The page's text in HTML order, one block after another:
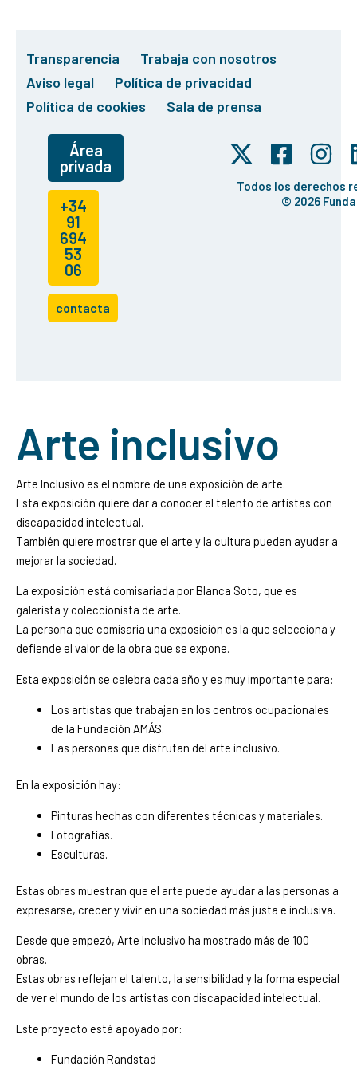
Transparencia
Trabaja con nosotros
Aviso legal
Política de privacidad
Política de cookies
Sala de prensa
Área
privada
+34
91
694
53
06
contacta
Todos los derechos
© 2026
Arte inclusivo
Arte Inclusivo es el nombre de una exposición de arte.
Esta exposición quiere dar a conocer el talento de artistas con
discapacidad intelectual.
También quiere mostrar que el arte y la cultura pueden ayudar a
mejorar la sociedad.
La exposición está comisariada por Blanca Soto, que es
galerista y coleccionista de arte.
La persona que comisaria una exposición es la que selecciona y
defiende el valor de la obra que se expone.
Esta exposición se celebra cada año y es muy importante para:
Los artistas que trabajan en los centros ocupacionales
de la Fundación AMÁS.
Las personas que disfrutan del arte inclusivo.
En la exposición hay:
Pinturas hechas con diferentes técnicas y materiales.
Fotografías.
Esculturas.
Estas obras muestran que el arte puede ayudar a las personas a
expresarse, crecer y vivir en una sociedad más justa e inclusiva.
Desde que empezó, Arte Inclusivo ha mostrado más de 100
obras.
Estas obras reflejan el talento, la sensibilidad y la forma especial
de ver el mundo de los artistas con discapacidad intelectual.
Este proyecto está apoyado por:
Fundación Randstad